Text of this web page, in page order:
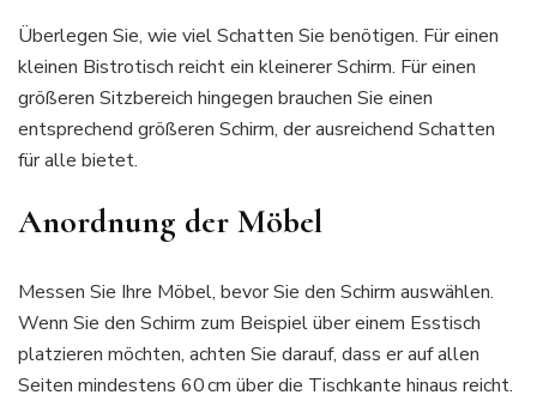
Überlegen Sie, wie viel Schatten Sie benötigen. Für einen
kleinen Bistrotisch reicht ein kleinerer Schirm. Für einen
größeren Sitzbereich hingegen brauchen Sie einen
entsprechend größeren Schirm, der ausreichend Schatten
für alle bietet.
Anordnung der Möbel
Messen Sie Ihre Möbel, bevor Sie den Schirm auswählen.
Wenn Sie den Schirm zum Beispiel über einem Esstisch
platzieren möchten, achten Sie darauf, dass er auf allen
Seiten mindestens 60 cm über die Tischkante hinaus reicht.